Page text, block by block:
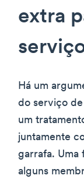
extra
Há um
do serviço
um
juntamente
garrafa. Uma
alguns